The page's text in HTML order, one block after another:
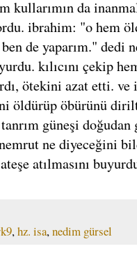
kullarımın da
ibrahim: "o hem
ben de yaparım."
kılıcını çekip
ötekini azat etti.
öldürüp öbürünü
güneşi doğudan
ne diyeceğini
atılmasını
,hz. isa,nedim gürsel